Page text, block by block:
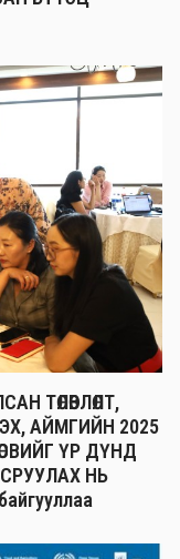
ТӨЛӨВЛӨЛТ,
АЙМГИЙН 2025
ҮР ДҮНД
НЬ